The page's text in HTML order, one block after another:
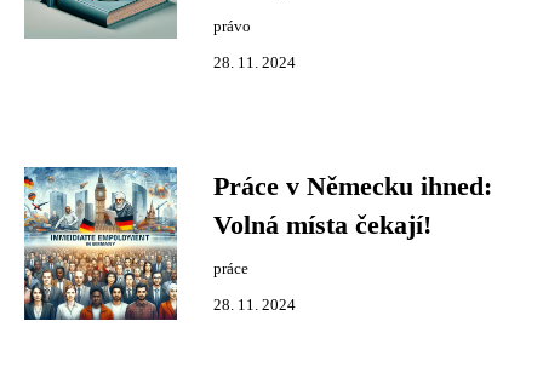
právo
28. 11. 2024
Práce v Německu ihned:
Volná místa čekají!
práce
28. 11. 2024